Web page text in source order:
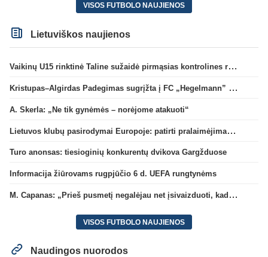
VISOS FUTBOLO NAUJIENOS
Lietuviškos naujienos
Vaikinų U15 rinktinė Taline sužaidė pirmąsias kontrolines rungtynes
Kristupas–Algirdas Padegimas sugrįžta į FC „Hegelmann” B sudėtį
A. Skerla: „Ne tik gynėmės – norėjome atakuoti“
Lietuvos klubų pasirodymai Europoje: patirti pralaimėjimai Kroatijos atstovams
Turo anonsas: tiesioginių konkurentų dvikova Gargžduose
Informacija žiūrovams rugpjūčio 6 d. UEFA rungtynėms
M. Capanas: „Prieš pusmetį negalėjau net įsivaizduoti, kad žaisime prieš „Hajduk“
VISOS FUTBOLO NAUJIENOS
Naudingos nuorodos